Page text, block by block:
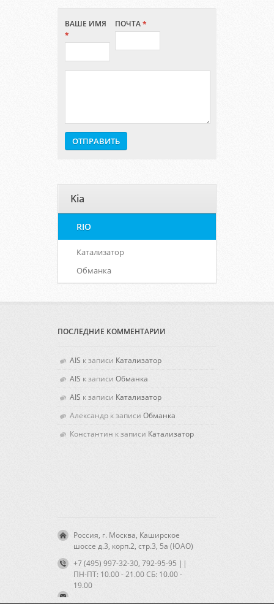
ВАШЕ ИМЯ
*
ПОЧТА*
Kia
RIO
Катализатор
Обманка
ПОСЛЕДНИЕ КОММЕНТАРИИ
AIS к записи Катализатор
AIS к записи Обманка
AIS к записи Катализатор
Александр к записи Обманка
Константин к записи Катализатор
Россия, г. Москва, Каширское
шоссе д.3, корп.2, стр.3, 5а (ЮАО)
+7 (495) 997-32-30, 792-95-95 ||
ПН-ПТ: 10.00 - 21.00 CБ: 10.00 -
19.00